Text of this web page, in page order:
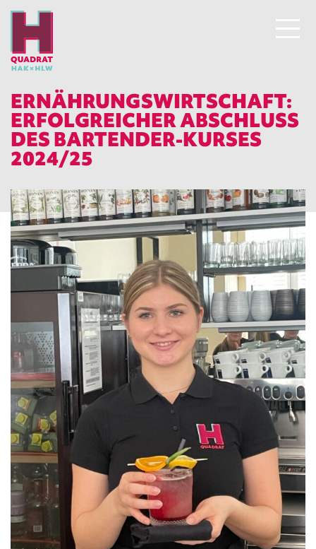
ERNÄHRUNGSWIRTSCHAFT:
ERFOLGREICHER ABSCHLUSS
DES BARTENDER-KURSES
2024/25